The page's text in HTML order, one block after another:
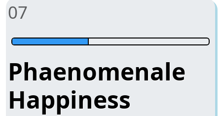
07
Phaenomenale
Happiness